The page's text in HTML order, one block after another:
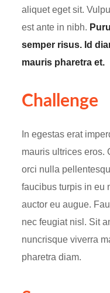
aliquet eget sit.
est ante in nibh.
semper risus. Id
mauris pharetra et.
Challenge
In egestas erat
mauris ultrices eros.
orci nulla
faucibus turpis in eu
auctor eu augue.
nec feugiat nisl. Sit
nuncrisque viverra
pharetra diam.